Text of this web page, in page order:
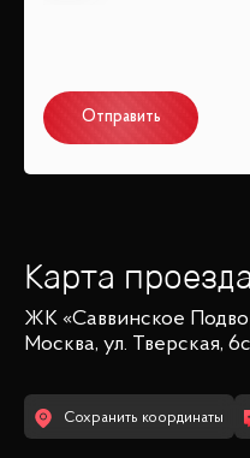
Отправить
Карта проезда
ЖК «Саввинское
Москва, ул. Тверская,
Сохранить координаты